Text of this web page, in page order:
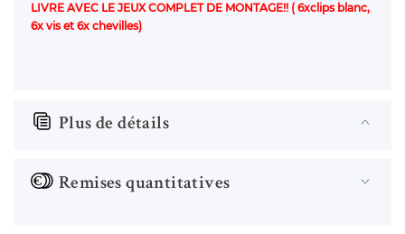
LIVRE AVEC LE JEUX COMPLET DE MONTAGE!! ( 6xclips blanc,
6x vis et 6x chevilles)
Plus de détails
Remises quantitatives